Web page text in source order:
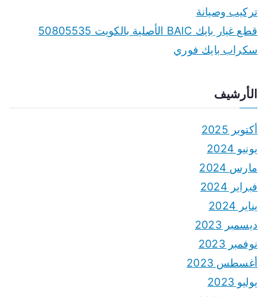
تركيب وصيانة
قطع غيار بايك BAIC الأصلية بالكويت 50805535
سكراب بايك فوري
الأرشيف
أكتوبر 2025
يونيو 2024
مارس 2024
فبراير 2024
يناير 2024
ديسمبر 2023
نوفمبر 2023
أغسطس 2023
يوليو 2023